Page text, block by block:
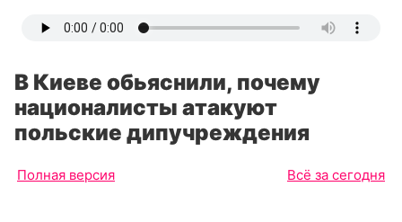
В Киеве обьяснили, почему
националисты атакуют
польские дипучреждения
Полная версия Всё за сегодня